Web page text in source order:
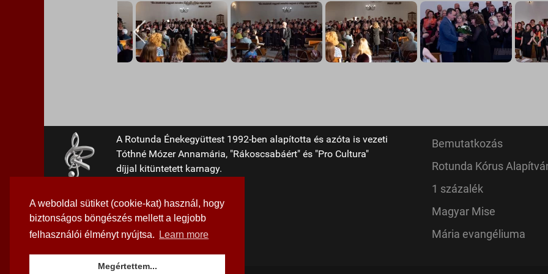
A weboldal sütiket (cookie-kat) használ, hogy
biztonságos böngészés mellett a legjobb
felhasználói élményt nyújtsa.
Learn more
Megértettem...
A Rotunda Énekegyüttest 1992-ben alapította és azóta is vezeti
Tóthné Mózer Annamária, "Rákoscsabáért" és "Pro Cultura"
díjjal kitüntetett karnagy.
Bemutatkozás
Rotunda Kórus
1 százalék
Magyar Mise
Mária evangéliuma